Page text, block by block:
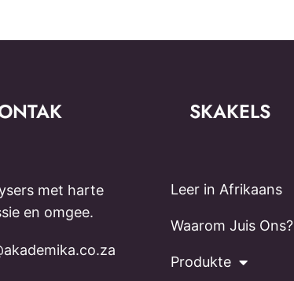
met harte
en omgee.
SKAKELS
Leer in Afrikaans
Waarom Juis Ons?
Produkte